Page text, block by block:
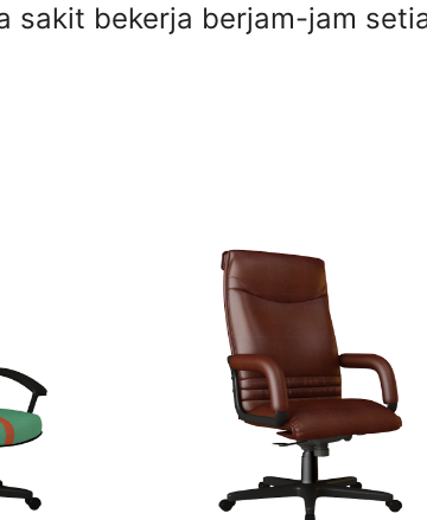
sakit bekerja berjam-jam